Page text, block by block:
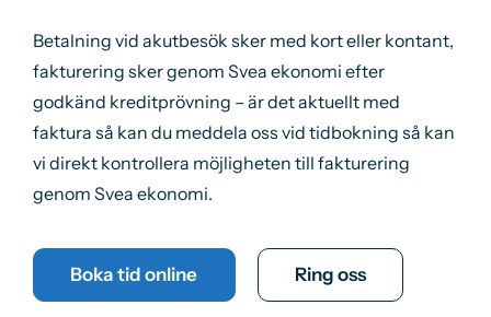
Betalning vid akutbesök sker med kort eller kontant,
fakturering sker genom Svea ekonomi efter
godkänd kreditprövning – är det aktuellt med
faktura så kan du meddela oss vid tidbokning så kan
vi direkt kontrollera möjligheten till fakturering
genom Svea ekonomi.
Boka tid online Ring oss